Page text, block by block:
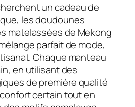
un cadeau de
les doudounes
matelassées de Mekong
parfait de mode,
Chaque manteau
en utilisant des
de première qualité
certain tout en